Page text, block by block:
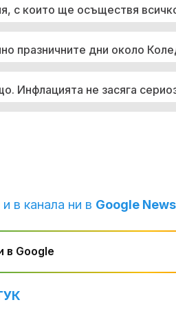
с които ще осъществя
празничните дни около
Инфлацията не засяга
в канала ни в Google
в Google